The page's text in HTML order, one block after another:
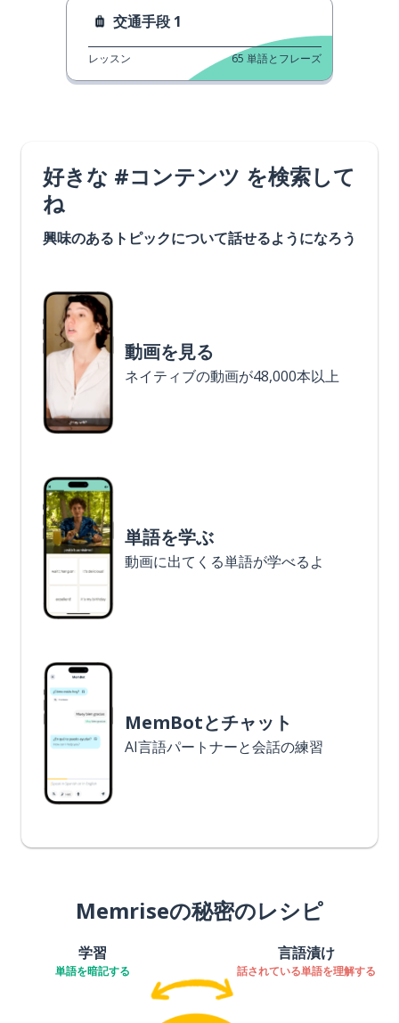
交通手段 1
レッスン 65 単語とフレーズ
好きな #コンテンツ を検索して
ね
興味のあるトピックについて話せるようになろう
動画を見る
ネイティブの動画が48,000本以上
単語を学ぶ
動画に出てくる単語が学べるよ
MemBotとチャット
AI言語パートナーと会話の練習
Memriseの秘密のレシピ
学習
単語を暗記する
言語漬け
話されている単語を理解する